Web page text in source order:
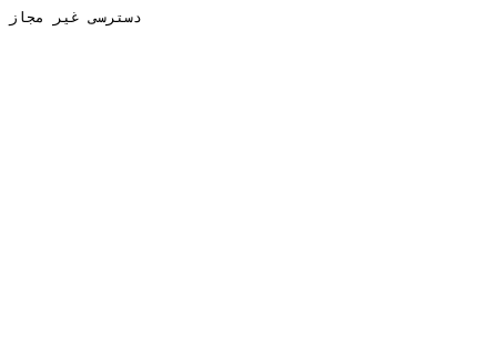
دسترسی غیر مجاز